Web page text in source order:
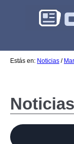
Estás en: Noticias /